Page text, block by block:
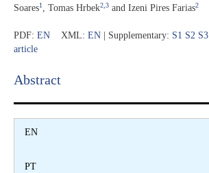
Soares1 Tomas Hrbek2,3 and Izeni Pires Farias2
PDF: EN XML: EN | Supplementary: S1 S2 S3
article
Abstract​
EN
PT